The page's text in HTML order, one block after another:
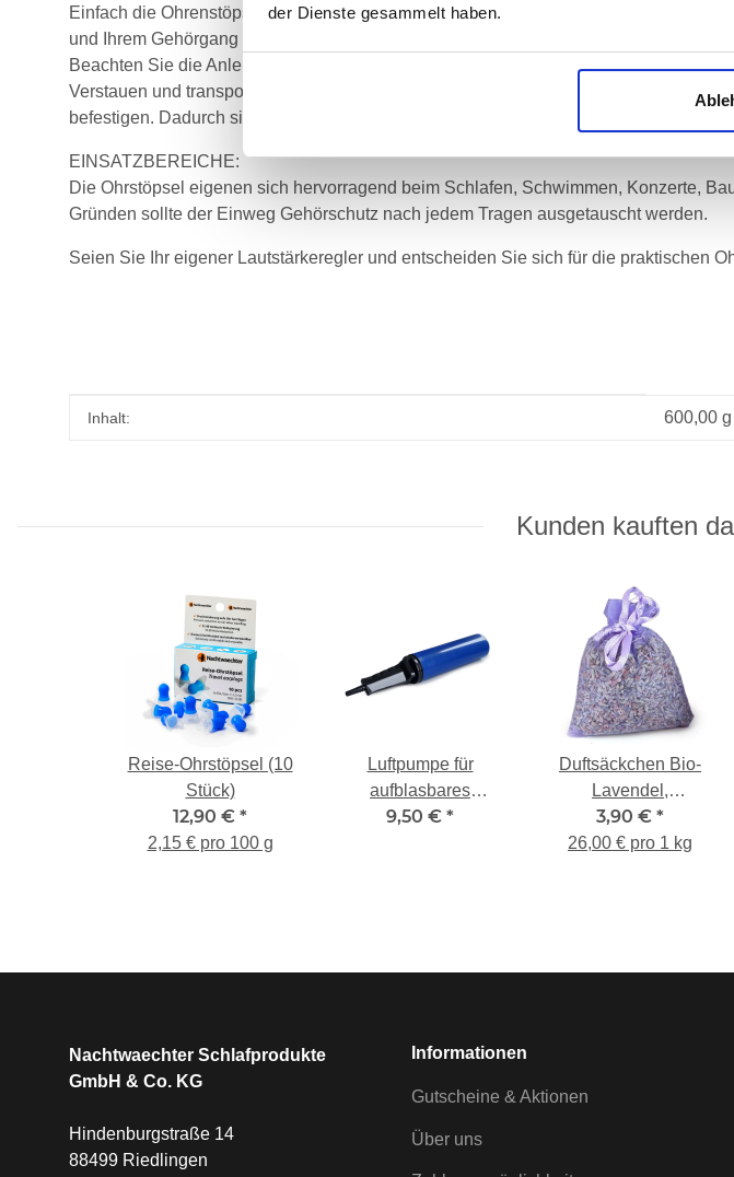
der Dienste gesammelt haben.
Einfach die Ohrenstöpsel mit den Fingern zusammendrücken und anschließend in
und Ihrem Gehörgang angepasst haben.
Beachten Sie die Anleitung.
Verstauen und transportieren Sie Ihre Einmal Earplugs ganz einfach und
befestigen. Dadurch sind Ihre Ohrstöpsel immer griffbereit, wenn Sie sie brauchen.
EINSATZBEREICHE:
Die Ohrstöpsel eigenen sich hervorragend beim Schlafen, Schwimmen, Konzerte,
Gründen sollte der Einweg Gehörschutz nach jedem Tragen ausgetauscht werden.
Seien Sie Ihr eigener Lautstärkeregler und entscheiden Sie sich für die praktischen
Produkteigenschaft
Wert
Inhalt: 600,00 g
Kunden kauften
Reise-Ohrstöpsel (10
Stück)
12,90 € *
2,15 € pro 100 g
Luftpumpe für
aufblasbares
Rückenkissen
9,50 € *
Duftsäckchen Bio-
Lavendel,
handgepflückt,
limitiert!
3,90 € *
26,00 € pro 1 kg
Nachtwaechter Schlafprodukte
GmbH & Co. KG
Hindenburgstraße 14
88499 Riedlingen
Informationen
Gutscheine & Aktionen
Über uns